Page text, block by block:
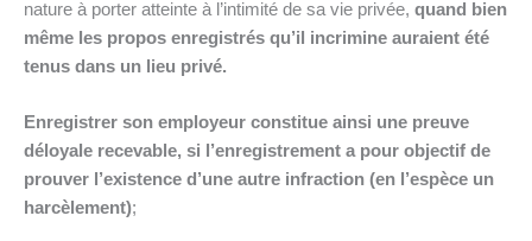
nature à porter atteinte à l’intimité de sa vie privée, quand bien
même les propos enregistrés qu’il incrimine auraient été
tenus dans un lieu privé.
Enregistrer son employeur constitue ainsi une preuve
déloyale recevable, si l’enregistrement a pour objectif de
prouver l’existence d’une autre infraction (en l’espèce un
harcèlement);